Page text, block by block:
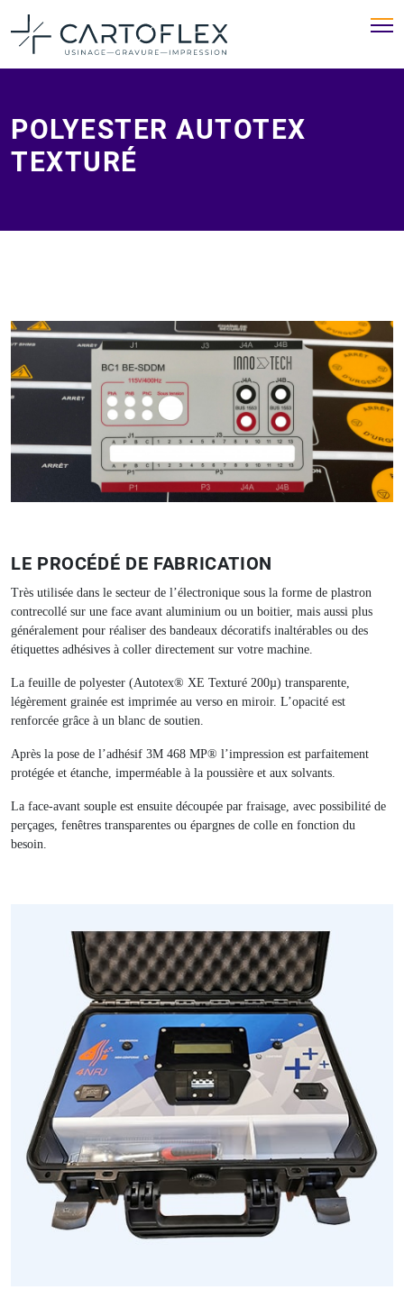
POLYESTER AUTOTEX
TEXTURÉ
LE PROCÉDÉ DE FABRICATION
Très utilisée dans le secteur de l’électronique sous la forme de plastron
contrecollé sur une face avant aluminium ou un boitier, mais aussi plus
généralement pour réaliser des bandeaux décoratifs inaltérables ou des
étiquettes adhésives à coller directement sur votre machine.
La feuille de polyester (Autotex® XE Texturé 200µ) transparente,
légèrement grainée est imprimée au verso en miroir. L’opacité est
renforcée grâce à un blanc de soutien.
Après la pose de l’adhésif 3M 468 MP® l’impression est parfaitement
protégée et étanche, imperméable à la poussière et aux solvants.
La face-avant souple est ensuite découpée par fraisage, avec possibilité de
perçages, fenêtres transparentes ou épargnes de colle en fonction du
besoin.